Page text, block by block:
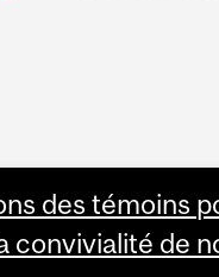
Links
des témoins
convivialité de